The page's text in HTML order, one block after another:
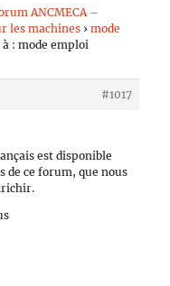
ANCMECA –
les machines › mode
à : mode emploi
#1017
est disponible
de ce forum, que nous